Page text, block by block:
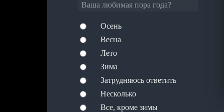
Ваша любимая пора года?
Осень
Весна
Лето
Зима
Затрудняюсь ответить
Несколько
Все, кроме зимы